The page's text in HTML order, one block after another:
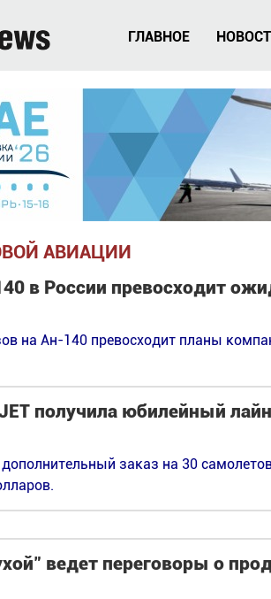
ГЛАВНОЕ
АВИАЦИИ
в России превосходит
на Ан-140 превосходит планы
получила юбилейный
заказ на 30
ведет переговоры о